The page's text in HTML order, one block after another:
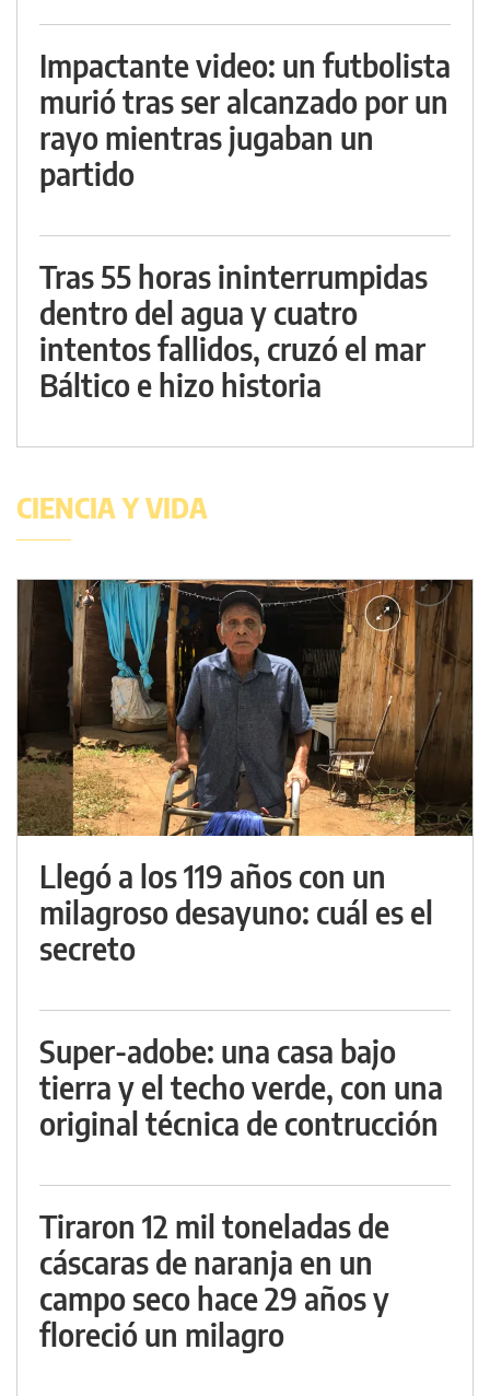
Impactante video: un futbolista
murió tras ser alcanzado por un
rayo mientras jugaban un
partido
Tras 55 horas ininterrumpidas
dentro del agua y cuatro
intentos fallidos, cruzó el mar
Báltico e hizo historia
CIENCIA Y VIDA
Llegó a los 119 años con un
milagroso desayuno: cuál es el
secreto
Super-adobe: una casa bajo
tierra y el techo verde, con una
original técnica de contrucción
Tiraron 12 mil toneladas de
cáscaras de naranja en un
campo seco hace 29 años y
floreció un milagro